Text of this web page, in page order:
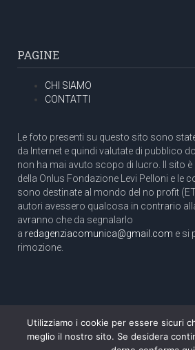
PAGINE
CHI SIAMO
CONTATTI
Le foto presenti su questo sito sono
da Internet e quindi valutate di pubblico
non ha mai avuto scopo di lucro. Il sito
della Onlus Fondazione Levi Pelloni e le
sono destinate al mondo del no profit
autori avessero qualcosa in contrario
avranno che da segnalarlo
a redagenziacomunica@gmail.com e si
rimozione.
Copyright 2003 com.unica - Tutti i diritti
Aut. Tribunale di Roma N. 466/2003 dell'11/
Utilizziamo i cookie per essere sicuri
meglio il nostro sito. Se desidera